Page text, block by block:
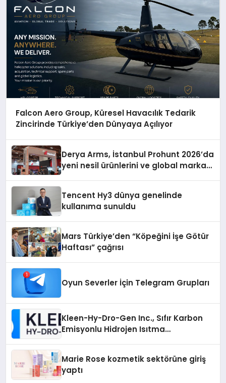
Falcon Aero Group, Küresel Havacılık Tedarik
Zincirinde Türkiye’den Dünyaya Açılıyor
Derya Arms, İstanbul Prohunt 2026’da
yeni nesil ürünlerini ve global marka
Tencent Hy3 dünya genelinde
kullanıma sunuldu
Mars Türkiye’den “Köpeğini İşe Götür
Haftası” çağrısı
Oyun Severler İçin Telegram Grupları
Kleen-Hy-Dro-Gen Inc., Sıfır Karbon
Emisyonlu Hidrojen Isıtma
Marie Rose kozmetik sektörüne giriş
yaptı